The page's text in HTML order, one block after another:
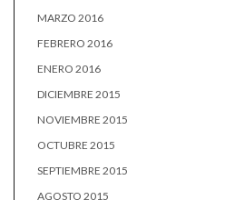
MARZO 2016
FEBRERO 2016
ENERO 2016
DICIEMBRE 2015
NOVIEMBRE 2015
OCTUBRE 2015
SEPTIEMBRE 2015
AGOSTO 2015